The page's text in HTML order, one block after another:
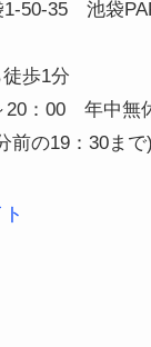
1-50-35 池袋
歩1分
20：00 年中無
の19：30まで)